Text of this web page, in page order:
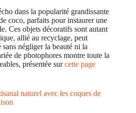
dans la popularité grandissante
coco, parfaits pour instaurer une
Ces objets décoratifs sont autant
allié au recyclage, peut
négliger la beauté ni la
de photophores montre toute la
présentée surcette page
naturel avec les coques de